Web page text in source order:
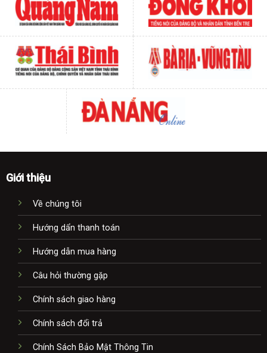
Giới thiệu
Về chúng tôi
Hướng dẩn thanh toán
Hướng dẫn mua hàng
Câu hỏi thường gặp
Chính sách giao hàng
Chính sách đổi trả
Chính Sách Bảo Mật Thông Tin